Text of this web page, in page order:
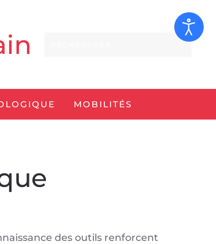
MOBILITÉS
des outils renforcent